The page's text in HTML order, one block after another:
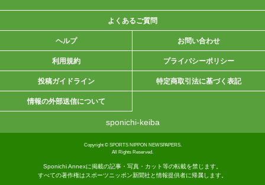
よくあるご質問
ヘルプ お問い合わせ
利用規約 プライバシーポリシー
投稿ガイドライン 特定商取引法に基づく表記
情報の外部送信について
sponichi-keiba
Copyright © SPORTS NIPPON NEWSPAPERS.
All Rights Reserved.
Sponichi Annexに掲載の記事・写真・カット等の転載を禁じます。
すべての著作権はスポーツニッポン新聞社と情報提供者に帰属します。